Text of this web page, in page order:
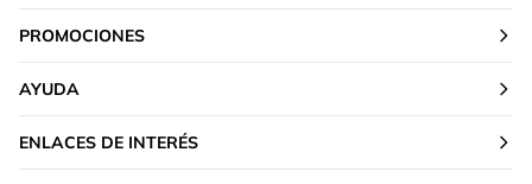
PROMOCIONES
AYUDA
ENLACES DE INTERÉS